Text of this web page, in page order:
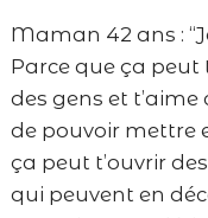
Maman 42 ans :
Parce que ça peut
des gens et t’aime
de pouvoir mettre
ça peut t’ouvrir
qui peuvent en